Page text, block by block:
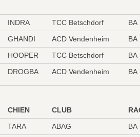
INDRA TCC Betschdorf
BA
GHANDI ACD Vendenheim
BA
HOOPER TCC Betschdorf
BA
DROGBA ACD Vendenheim BA
CHIEN CLUB
TARA ABAG
BA